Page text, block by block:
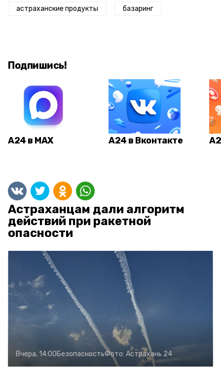
астраханские продукты базаринг
Подпишись!
А24 в MAX А24 в Вконтакте
Астраханцам дали алгоритм
действий при ракетной
опасности
Вчера, 14:00БезопасностьФото: Астрахань 24